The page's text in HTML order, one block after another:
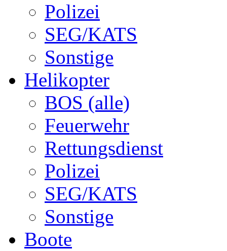
Polizei
SEG/KATS
Sonstige
Helikopter
BOS (alle)
Feuerwehr
Rettungsdienst
Polizei
SEG/KATS
Sonstige
Boote